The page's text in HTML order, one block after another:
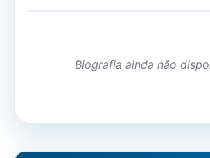
Biografia ainda não